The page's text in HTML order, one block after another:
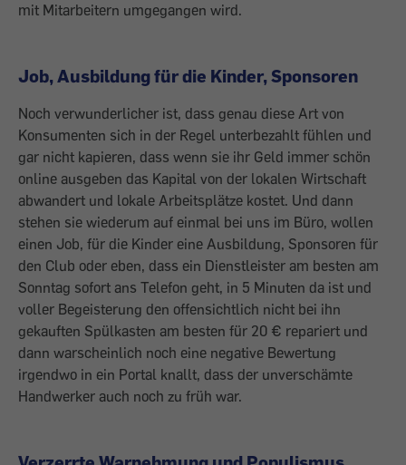
mit Mitarbeitern umgegangen wird.
Job, Ausbildung für die Kinder, Sponsoren
Noch verwunderlicher ist, dass genau diese Art von
Konsumenten sich in der Regel unterbezahlt fühlen und
gar nicht kapieren, dass wenn sie ihr Geld immer schön
online ausgeben das Kapital von der lokalen Wirtschaft
abwandert und lokale Arbeitsplätze kostet. Und dann
stehen sie wiederum auf einmal bei uns im Büro, wollen
einen Job, für die Kinder eine Ausbildung, Sponsoren für
den Club oder eben, dass ein Dienstleister am besten am
Sonntag sofort ans Telefon geht, in 5 Minuten da ist und
voller Begeisterung den offensichtlich nicht bei ihn
gekauften Spülkasten am besten für 20 € repariert und
dann warscheinlich noch eine negative Bewertung
irgendwo in ein Portal knallt, dass der unverschämte
Handwerker auch noch zu früh war.